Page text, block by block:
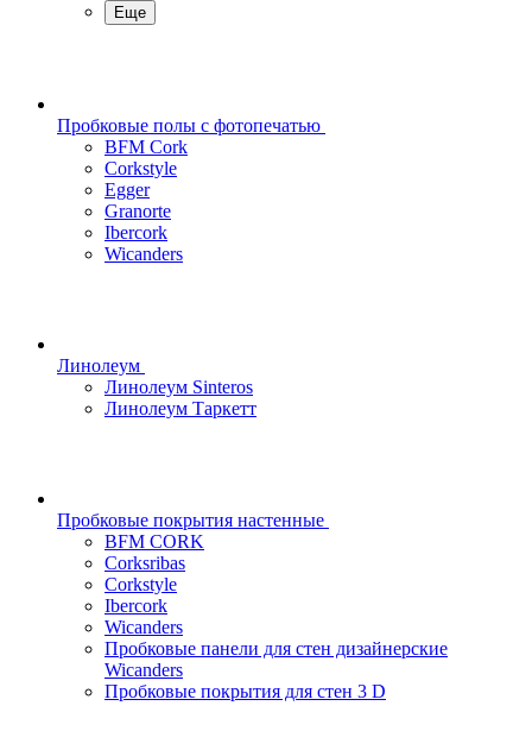
Еще
Пробковые полы с фотопечатью
BFM Cork
Corkstyle
Egger
Granorte
Ibercork
Wicanders
Линолеум
Линолеум Sinteros
Линолеум Таркетт
Пробковые покрытия настенные
BFM CORK
Corksribas
Corkstyle
Ibercork
Wicanders
Пробковые панели для стен дизайнерские
Wicanders
Пробковые покрытия для стен 3 D